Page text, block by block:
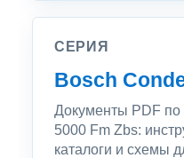
СЕРИЯ
Bosch
Документы PDF по
5000 Fm Zbs:
каталоги и схемы